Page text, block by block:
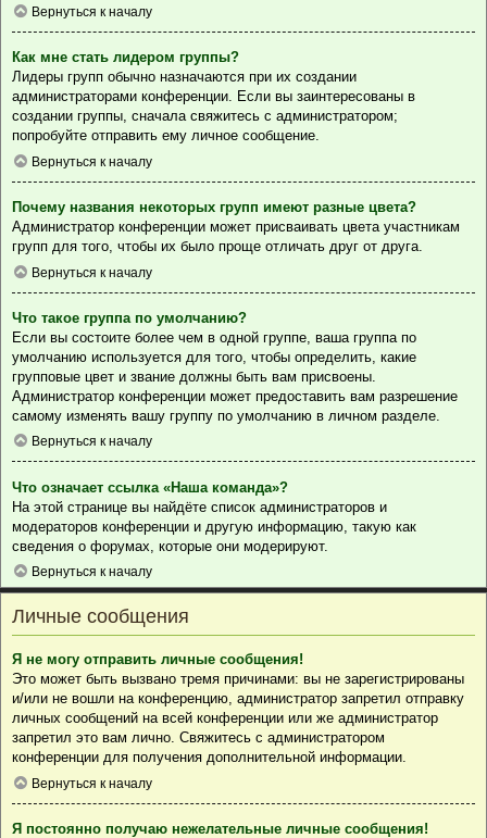
Вернуться к началу
Как мне стать лидером группы?
Лидеры групп обычно назначаются при их создании
администраторами конференции. Если вы заинтересованы в
создании группы, сначала свяжитесь с администратором;
попробуйте отправить ему личное сообщение.
Вернуться к началу
Почему названия некоторых групп имеют разные цвета?
Администратор конференции может присваивать цвета участникам
групп для того, чтобы их было проще отличать друг от друга.
Вернуться к началу
Что такое группа по умолчанию?
Если вы состоите более чем в одной группе, ваша группа по
умолчанию используется для того, чтобы определить, какие
групповые цвет и звание должны быть вам присвоены.
Администратор конференции может предоставить вам разрешение
самому изменять вашу группу по умолчанию в личном разделе.
Вернуться к началу
Что означает ссылка «Наша команда»?
На этой странице вы найдёте список администраторов и
модераторов конференции и другую информацию, такую как
сведения о форумах, которые они модерируют.
Вернуться к началу
Личные сообщения
Я не могу отправить личные сообщения!
Это может быть вызвано тремя причинами: вы не зарегистрированы
и/или не вошли на конференцию, администратор запретил отправку
личных сообщений на всей конференции или же администратор
запретил это вам лично. Свяжитесь с администратором
конференции для получения дополнительной информации.
Вернуться к началу
Я постоянно получаю нежелательные личные сообщения!